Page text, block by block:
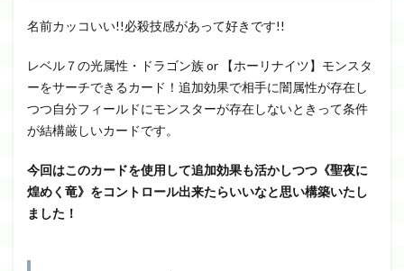
名前カッコいい!!必殺技感があって好きです!!
レベル７の光属性・ドラゴン族 or 【ホーリナイツ】モンスタ
ーをサーチできるカード！追加効果で相手に闇属性が存在し
つつ自分フィールドにモンスターが存在しないときって条件
が結構厳しいカードです。
今回はこのカードを使用して追加効果も活かしつつ《聖夜に
煌めく竜》をコントロール出来たらいいなと思い構築いたし
ました！